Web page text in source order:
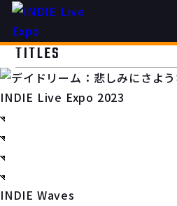
TITLES
INDIE Live Expo 2023
INDIE Waves